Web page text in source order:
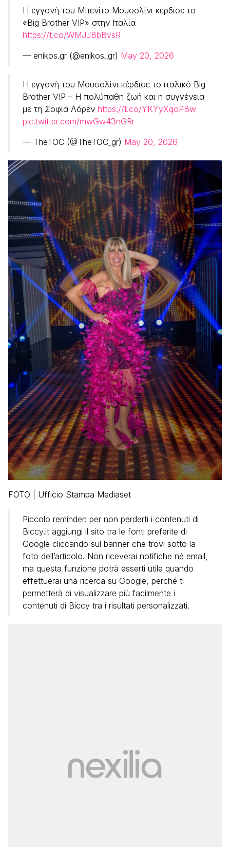
Η εγγονή του Μπενίτο Μουσολίνι κέρδισε το
«Big Brother VIP» στην Ιταλία
https://t.co/WMJJBbBvsR
— enikos.gr (@enikos_gr) May 20, 2026
Η εγγονή του Μουσολίνι κέρδισε το ιταλικό Big
Brother VIP – Η πολύπαθη ζωή και η συγγένεια
με τη Σοφία Λόρεν https://t.co/YKYyXqoPBw
pic.twitter.com/mwGw43nGRr
— TheTOC (@TheTOC_gr) May 20, 2026
FOTO | Ufficio Stampa Mediaset
Piccolo reminder: per non perderti i contenuti di
Biccy.it aggiungi il sito tra le fonti preferite di
Google cliccando sul banner che trovi sotto la
foto dell’articolo. Non riceverai notifiche né email,
ma questa funzione potrà esserti utile quando
effettuerai una ricerca su Google, perché ti
permetterà di visualizzare più facilmente i
contenuti di Biccy tra i risultati personalizzati.